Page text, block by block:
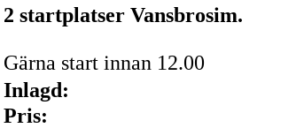
2 startplatser Vansbrosim.
Gärna start innan 12.00
Inlagd:
Pris: